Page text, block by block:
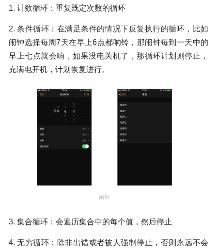
1. 计数循环：重复既定次数的循环
2. 条件循环：在满足条件的情况下反复执行的循环，比如
闹钟选择每周7天在早上6点都响铃，那闹钟每到一天中的
早上七点就会响，如果没电关机了，那循环计划则停止，
充满电开机，计划恢复进行。
3. 集合循环：会遍历集合中的每个值，然后停止
4. 无穷循环：除非出错或者被人强制停止，否则永远不会